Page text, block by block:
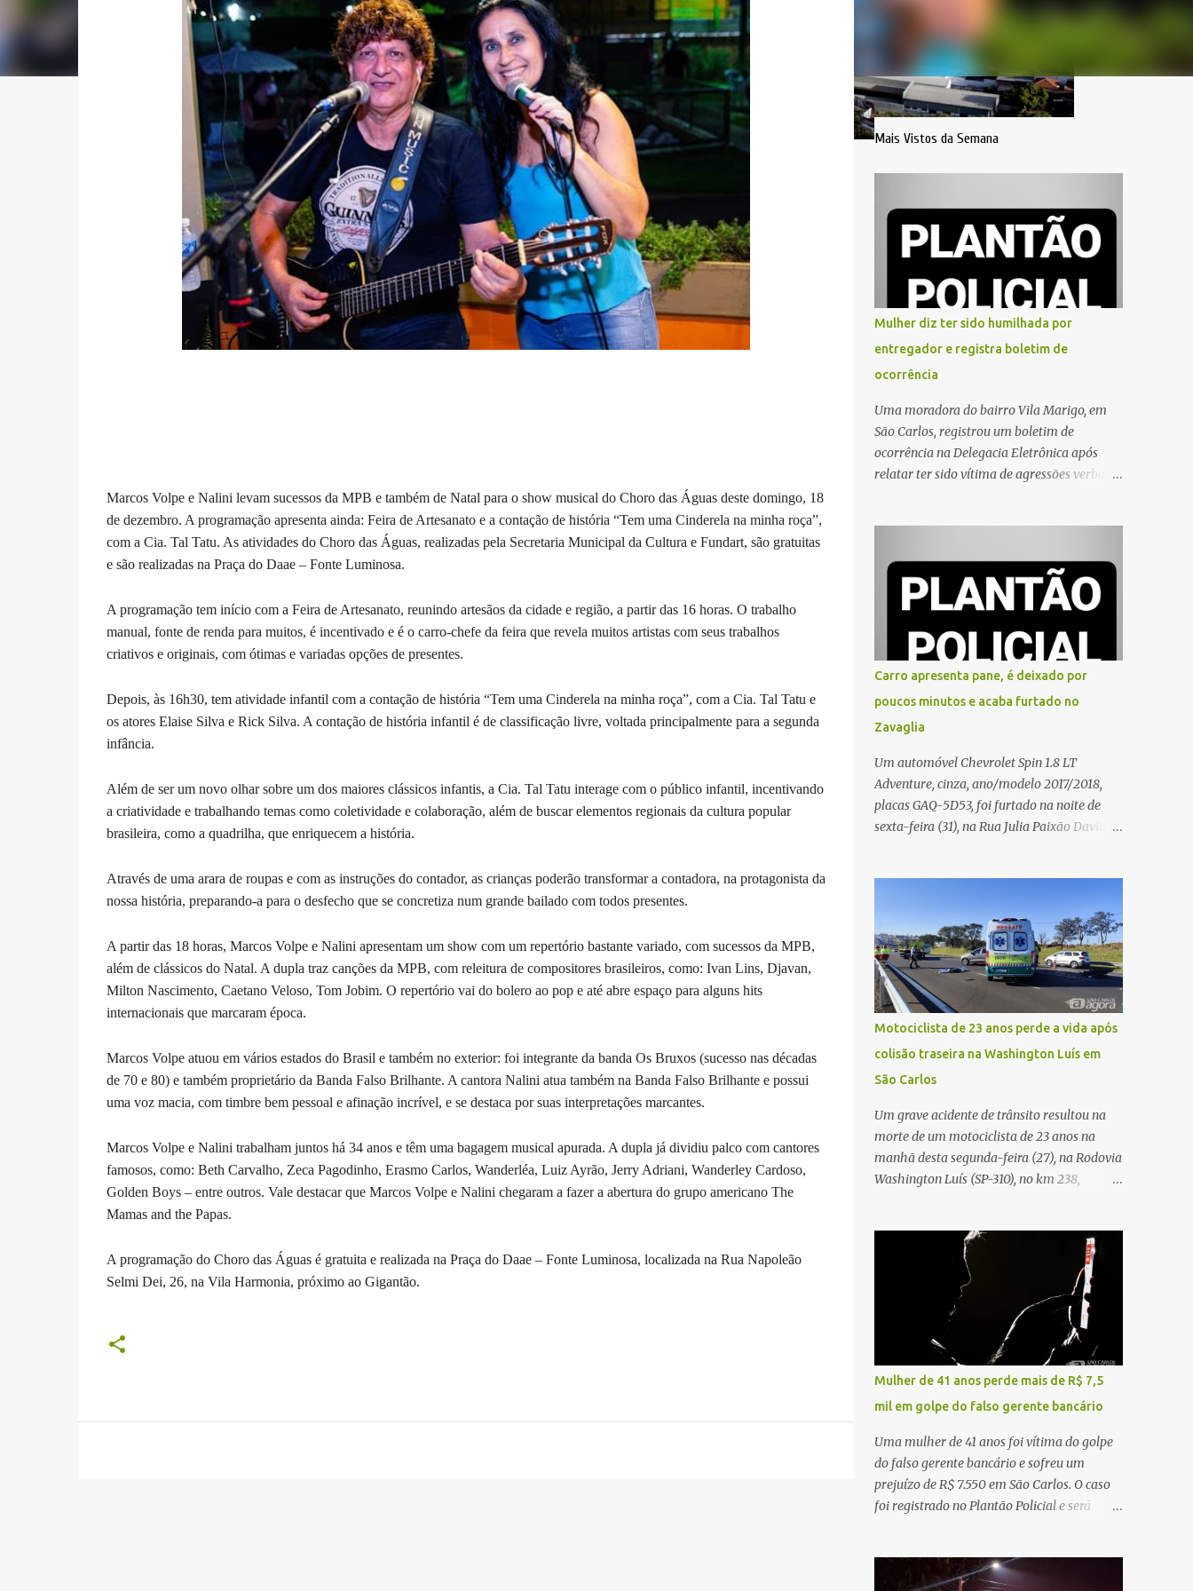
Marcos Volpe e Nalini levam sucessos da MPB e também de Natal para o show musical do Choro das Águas deste domingo, 18
de dezembro. A programação apresenta ainda: Feira de Artesanato e a contação de história “Tem uma Cinderela na minha roça”,
com a Cia. Tal Tatu. As atividades do Choro das Águas, realizadas pela Secretaria Municipal da Cultura e Fundart, são gratuitas
e são realizadas na Praça do Daae – Fonte Luminosa.
A programação tem início com a Feira de Artesanato, reunindo artesãos da cidade e região, a partir das 16 horas. O trabalho
manual, fonte de renda para muitos, é incentivado e é o carro-chefe da feira que revela muitos artistas com seus trabalhos
criativos e originais, com ótimas e variadas opções de presentes.
Depois, às 16h30, tem atividade infantil com a contação de história “Tem uma Cinderela na minha roça”, com a Cia. Tal Tatu e
os atores Elaise Silva e Rick Silva. A contação de história infantil é de classificação livre, voltada principalmente para a segunda
infância.
Além de ser um novo olhar sobre um dos maiores clássicos infantis, a Cia. Tal Tatu interage com o público infantil, incentivando
a criatividade e trabalhando temas como coletividade e colaboração, além de buscar elementos regionais da cultura popular
brasileira, como a quadrilha, que enriquecem a história.
Através de uma arara de roupas e com as instruções do contador, as crianças poderão transformar a contadora, na protagonista da
nossa história, preparando-a para o desfecho que se concretiza num grande bailado com todos presentes.
A partir das 18 horas, Marcos Volpe e Nalini apresentam um show com um repertório bastante variado, com sucessos da MPB,
além de clássicos do Natal. A dupla traz canções da MPB, com releitura de compositores brasileiros, como: Ivan Lins, Djavan,
Milton Nascimento, Caetano Veloso, Tom Jobim. O repertório vai do bolero ao pop e até abre espaço para alguns hits
internacionais que marcaram época.
Marcos Volpe atuou em vários estados do Brasil e também no exterior: foi integrante da banda Os Bruxos (sucesso nas décadas
de 70 e 80) e também proprietário da Banda Falso Brilhante. A cantora Nalini atua também na Banda Falso Brilhante e possui
uma voz macia, com timbre bem pessoal e afinação incrível, e se destaca por suas interpretações marcantes.
Marcos Volpe e Nalini trabalham juntos há 34 anos e têm uma bagagem musical apurada. A dupla já dividiu palco com cantores
famosos, como: Beth Carvalho, Zeca Pagodinho, Erasmo Carlos, Wanderléa, Luiz Ayrão, Jerry Adriani, Wanderley Cardoso,
Golden Boys – entre outros. Vale destacar que Marcos Volpe e Nalini chegaram a fazer a abertura do grupo americano The
Mamas and the Papas.
A programação do Choro das Águas é gratuita e realizada na Praça do Daae – Fonte Luminosa, localizada na Rua Napoleão
Selmi Dei, 26, na Vila Harmonia, próximo ao Gigantão.
Mais Vistos da Semana
Mulher diz ter sido humilhada por
entregador e registra boletim de
ocorrência
Uma moradora do bairro Vila Marigo, em
São Carlos, registrou um boletim de
ocorrência na Delegacia Eletrônica após
relatar ter sido vítima de agressões verbais
feira (31). A mulher afirmou que o
entregador teria acionado o interfone de
forma equivocada e, em seguida, passou a
atenção de moradores e de pessoas que
estavam nas proximidades. Ainda conforme
o registro policial, a vítima relatou que, ao
receber a entrega, voltou a ser ofendida com
palavras de baixo calão e insultos. Ela
que se sentiu ameaçada, coagida e
humilhada com a situação. Fonte: São
Carlos Agora
Carro apresenta pane, é deixado por
poucos minutos e acaba furtado no
Zavaglia
Um automóvel Chevrolet Spin 1.8 LT
Adventure, cinza, ano/modelo 2017/2018,
placas GAQ-5D53, foi furtado na noite de
sexta-feira (31), na Rua Julia Paixão David,
apresentou uma pane elétrica no painel,
deixando de funcionar e impossibilitando
uma nova partida. Ainda segundo o registro
policial, o condutor estacionou o carro,
certificou-se de que todas as portas estavam
trancadas, permaneceu com a chave de
ignição e se ausentou do local por cerca de
dez minutos para buscar ajuda. Ao retornar,
constatou que o automóvel havia
imediações, mas não conseguiu localizar o
veículo. Conforme o boletim, um menino de
aproximadamente 10 anos relatou ter visto
a Spin passando pelo local fazendo um forte
problema mecânico que o veículo já
apresentava antes do furto. O carro possui
seguro e, segundo a v...
Motociclista de 23 anos perde a vida após
colisão traseira na Washington Luís em
São Carlos
Um grave acidente de trânsito resultou na
morte de um motociclista de 23 anos na
manhã desta segunda-feira (27), na Rodovia
Washington Luís (SP-310), no km 238,
local, a vítima conduzia uma motocicleta
quando acabou colidindo na traseira de um
Jeep Renegade. Segundo relato da condutora
do veículo, o trânsito estava lento e
congestionado devido a obras realizadas na
rodovia, momento em que ocorreu o
impacto. Com a violência da colisão, o
motociclista foi arremessado ao solo.
Testemunhas relataram que o capacete teria
se desprendido durante o acidente. O jovem
sofreu ferimentos gravíssimos e morreu
ainda no local. Equipes de resgate e de
atendimento da concessionária responsável
socorro à vítima. No entanto, o óbito foi
constatado ainda no local do acidente. A
Mulher de 41 anos perde mais de R$ 7,5
mil em golpe do falso gerente bancário
Uma mulher de 41 anos foi vítima do golpe
do falso gerente bancário e sofreu um
prejuízo de R$ 7.550 em São Carlos. O caso
foi registrado no Plantão Policial e será
ocorrência, a vítima recebeu contato pelo